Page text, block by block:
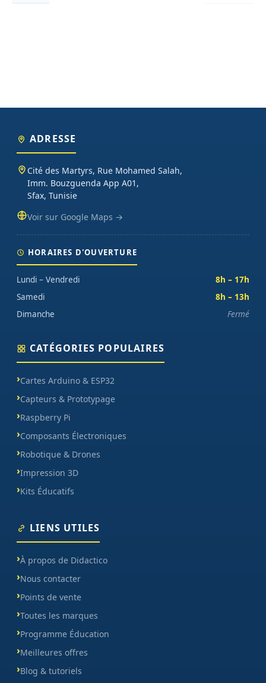
ADRESSE
Cité des Martyrs, Rue Mohamed Salah,
Imm. Bouzguenda App A01,
Sfax, Tunisie
Voir sur Google Maps →
HORAIRES D'OUVERTURE
Lundi – Vendredi
8h – 17h
Samedi
8h – 13h
Dimanche
Fermé
CATÉGORIES POPULAIRES
Cartes Arduino & ESP32
Capteurs & Prototypage
Raspberry Pi
Composants Électroniques
Robotique & Drones
Impression 3D
Kits Éducatifs
LIENS UTILES
À propos de Didactico
Nous contacter
Points de vente
Toutes les marques
Programme Éducation
Meilleures offres
Blog & tutoriels